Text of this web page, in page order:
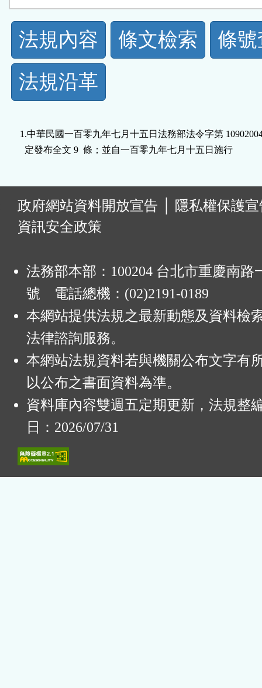
法
規
功
按
區
法規內容 條文檢索
條
法規沿革
1.中華民國一百零九年七月十五日法務部法令字第
  定發布全文 9  條；並自一百零九年七月十五日施行
政府網站資料開放宣告
隱私權保護
資訊安全政策
法務部本部：100204 台北市重慶南路
號 電話總機：(02)2191-0189
本網站提供法規之最新動態及資料檢
法律諮詢服務。
本網站法規資料若與機關公布文字有
以公布之書面資料為準。
資料庫內容雙週五定期更新，法規整
日：2026/07/31